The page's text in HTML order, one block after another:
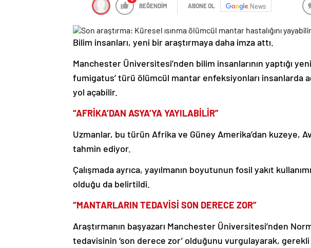
BEĞENDİM ABONE OL News
Bilim insanları, yeni bir araştırmaya daha imza attı.
Manchester Üniversitesi’nden bilim insanlarının yaptığı
fumigatus’ türü ölümcül mantar enfeksiyonları insanlarda
yol açabilir.
“AFRİKA’DAN ASYA’YA YAYILABİLİR”
Uzmanlar, bu türün Afrika ve Güney Amerika’dan kuzeye,
tahmin ediyor.
Çalışmada ayrıca, yayılmanın boyutunun fosil yakıt
olduğu da belirtildi.
“MANTARLARIN TEDAVİSİ SON DERECE ZOR”
Araştırmanın başyazarı Manchester Üniversitesi’nden
tedavisinin ‘son derece zor’ olduğunu vurgulayarak, gerekli